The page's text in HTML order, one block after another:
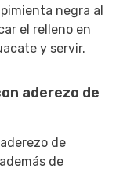
negra al
el relleno en
y servir.
aderezo de
de
de